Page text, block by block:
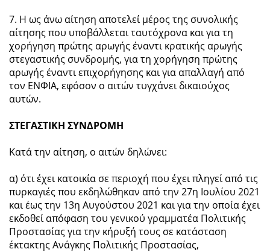
7. Η ως άνω αίτηση αποτελεί μέρος της συνολικής
αίτησης που υποβάλλεται ταυτόχρονα και για τη
χορήγηση πρώτης αρωγής έναντι κρατικής αρωγής
στεγαστικής συνδρομής, για τη χορήγηση πρώτης
αρωγής έναντι επιχορήγησης και για απαλλαγή από
τον ΕΝΦΙΑ, εφόσον ο αιτών τυγχάνει δικαιούχος
αυτών.
ΣΤΕΓΑΣΤΙΚΗ ΣΥΝΔΡΟΜΗ
Κατά την αίτηση, ο αιτών δηλώνει:
α) ότι έχει κατοικία σε περιοχή που έχει πληγεί από τις
πυρκαγιές που εκδηλώθηκαν από την 27η Ιουλίου 2021
και έως την 13η Αυγούστου 2021 και για την οποία έχει
εκδοθεί απόφαση του γενικού γραμματέα Πολιτικής
Προστασίας για την κήρυξή τους σε κατάσταση
έκτακτης Ανάγκης Πολιτικής Προστασίας,